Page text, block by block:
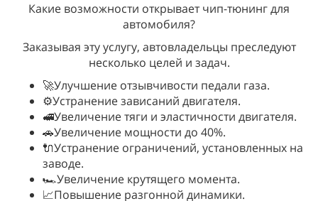
Какие возможности открывает чип-тюнинг для
автомобиля?
Заказывая эту услугу, автовладельцы преследуют
несколько целей и задач.
🚀Улучшение отзывчивости педали газа.
⚙️Устранение зависаний двигателя.
🚅Увеличение тяги и эластичности двигателя.
🚗Увеличение мощности до 40%.
🔌Устранение ограничений, установленных на
заводе.
🏎️Увеличение крутящего момента.
📈Повышение разгонной динамики.